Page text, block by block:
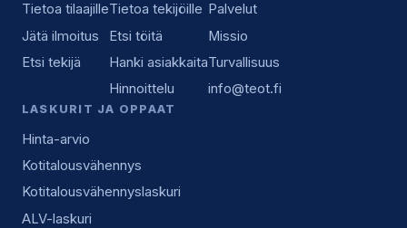
Tietoa tilaajille
Jätä ilmoitus
Etsi tekijä
Tietoa tekijöille
Etsi töitä
Hanki asiakkaita
Hinnoittelu
Palvelut
Missio
Turvallisuus
info@teot.fi
LASKURIT JA OPPAAT
Hinta-arvio
Kotitalousvähennys
Kotitalousvähennyslaskuri
ALV-laskuri